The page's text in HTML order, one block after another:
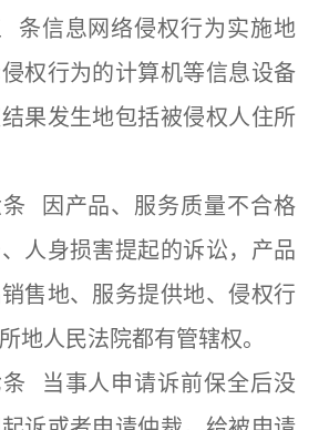
条信息网络侵权行为实施地
权行为的计算机等信息设备
果发生地包括被侵权人住所
因产品、服务质量不合格
人身损害提起的诉讼，产品
售地、服务提供地、侵权行
地人民法院都有管辖权。
当事人申请诉前保全后没